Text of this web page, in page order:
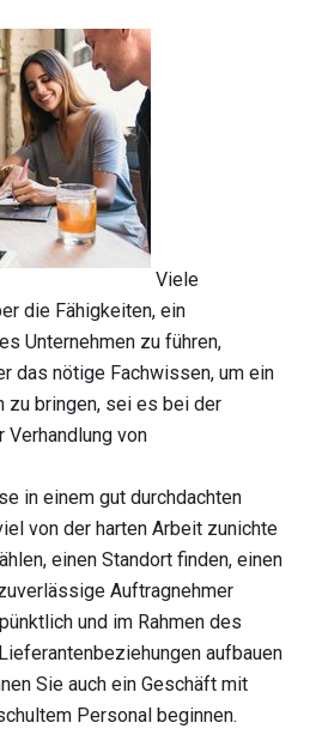
Viele
die Fähigkeiten, ein
Unternehmen zu führen,
das nötige Fachwissen, um ein
zu bringen, sei es bei der
Verhandlung von
in einem gut durchdachten
von der harten Arbeit zunichte
einen Standort finden, einen
Auftragnehmer
und im Rahmen des
aufbauen
Sie auch ein Geschäft mit
Personal beginnen.